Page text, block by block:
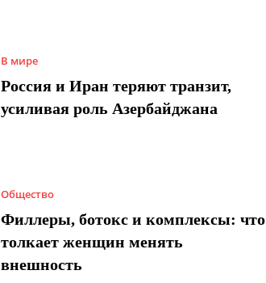
В мире
Россия и Иран теряют транзит,
усиливая роль Азербайджана
Общество
Филлеры, ботокс и комплексы: что
толкает женщин менять
внешность